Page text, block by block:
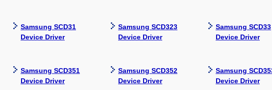
Samsung SCD31
Device Driver
Samsung SCD323
Device Driver
Samsung SCD33
Device Driver
Samsung SCD351
Device Driver
Samsung SCD352
Device Driver
Samsung
Device Driver